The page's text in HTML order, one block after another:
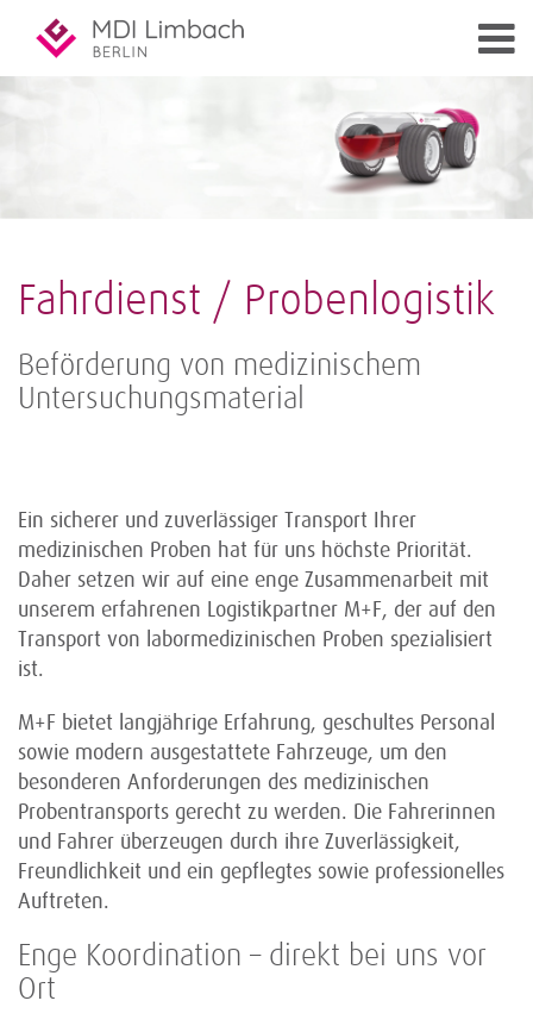
Fahrdienst / Probenlogistik
Beförderung von medizinischem
Untersuchungsmaterial
Ein sicherer und zuverlässiger Transport Ihrer
medizinischen Proben hat für uns höchste Priorität.
Daher setzen wir auf eine enge Zusammenarbeit mit
unserem erfahrenen Logistikpartner M+F, der auf den
Transport von labormedizinischen Proben spezialisiert
ist.
M+F bietet langjährige Erfahrung, geschultes Personal
sowie modern ausgestattete Fahrzeuge, um den
besonderen Anforderungen des medizinischen
Probentransports gerecht zu werden. Die Fahrerinnen
und Fahrer überzeugen durch ihre Zuverlässigkeit,
Freundlichkeit und ein gepflegtes sowie professionelles
Auftreten.
Enge Koordination – direkt bei uns vor
Ort